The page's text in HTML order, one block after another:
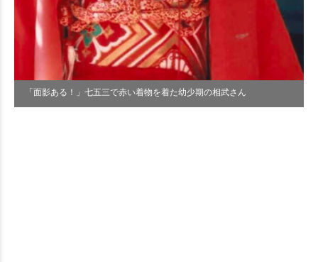
「面影ある！」七五三で赤い着物を着た幼少期の相武さん